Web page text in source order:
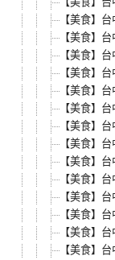
【美食】
【美食】
【美食】
【美食】
【美食】
【美食】
【美食】
【美食】
【美食】
【美食】
【美食】
【美食】
【美食】
【美食】